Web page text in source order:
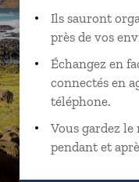
Ils sauront
près de vos
Échangez en
connectés en
téléphone.
Vous gardez
pendant et